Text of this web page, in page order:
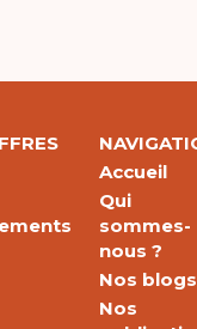
Accueil
Qui
sommes-
nous ?
Nos blogs
Nos